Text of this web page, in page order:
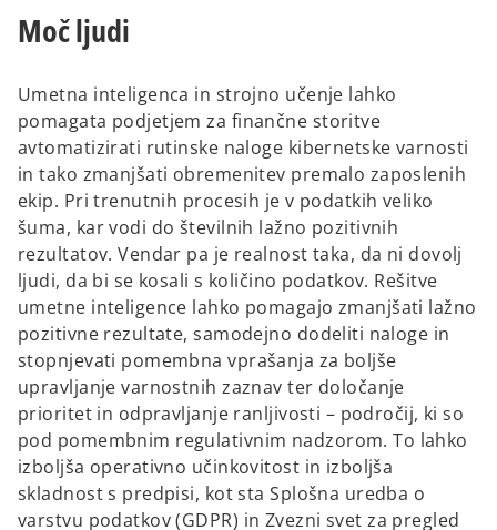
Moč ljudi
Umetna inteligenca in strojno učenje lahko
pomagata podjetjem za finančne storitve
avtomatizirati rutinske naloge kibernetske varnosti
in tako zmanjšati obremenitev premalo zaposlenih
ekip. Pri trenutnih procesih je v podatkih veliko
šuma, kar vodi do številnih lažno pozitivnih
rezultatov. Vendar pa je realnost taka, da ni dovolj
ljudi, da bi se kosali s količino podatkov. Rešitve
umetne inteligence lahko pomagajo zmanjšati lažno
pozitivne rezultate, samodejno dodeliti naloge in
stopnjevati pomembna vprašanja za boljše
upravljanje varnostnih zaznav ter določanje
prioritet in odpravljanje ranljivosti – področij, ki so
pod pomembnim regulativnim nadzorom. To lahko
izboljša operativno učinkovitost in izboljša
skladnost s predpisi, kot sta Splošna uredba o
varstvu podatkov (GDPR) in Zvezni svet za pregled